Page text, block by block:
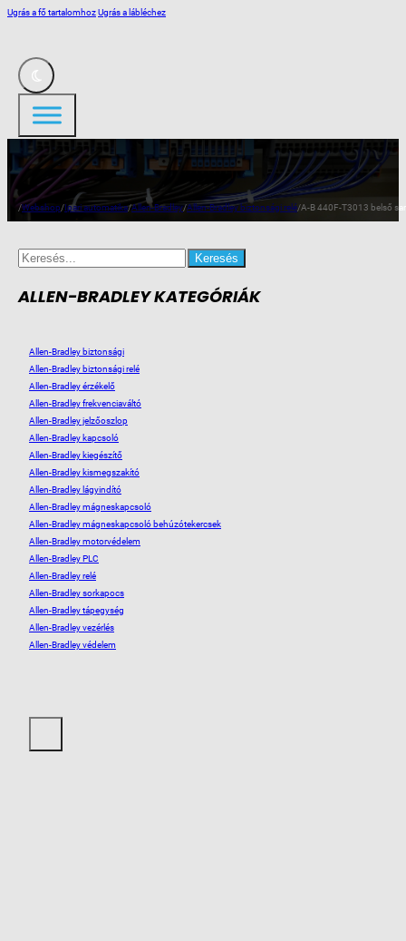
Ugrás a fő tartalomhozUgrás a lábléchez
/Webshop/Ipari automatika/Allen-Bradley/Allen-Bradley biztonsági relé/A-B 440F-T3013 belső
Search
for:
ALLEN-BRADLEY KATEGÓRIÁK
Allen-Bradley biztonsági
Allen-Bradley biztonsági relé
Allen-Bradley érzékelő
Allen-Bradley frekvenciaváltó
Allen-Bradley jelzőoszlop
Allen-Bradley kapcsoló
Allen-Bradley kiegészítő
Allen-Bradley kismegszakító
Allen-Bradley lágyindító
Allen-Bradley mágneskapcsoló
Allen-Bradley mágneskapcsoló behúzótekercsek
Allen-Bradley motorvédelem
Allen-Bradley PLC
Allen-Bradley relé
Allen-Bradley sorkapocs
Allen-Bradley tápegység
Allen-Bradley vezérlés
Allen-Bradley védelem